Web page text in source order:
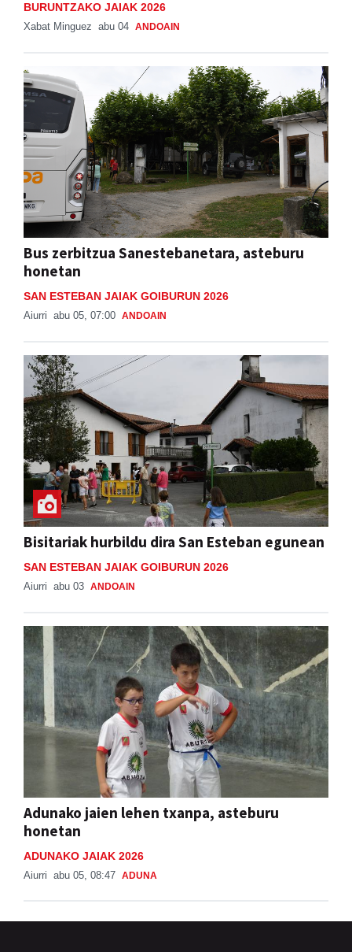
BURUNTZAKO JAIAK 2026
Xabat Minguez abu 04 ANDOAIN
Bus zerbitzua Sanestebanetara, asteburu
honetan
SAN ESTEBAN JAIAK GOIBURUN 2026
Aiurri abu 05, 07:00 ANDOAIN
Bisitariak hurbildu dira San Esteban egunean
SAN ESTEBAN JAIAK GOIBURUN 2026
Aiurri abu 03 ANDOAIN
Adunako jaien lehen txanpa, asteburu
honetan
ADUNAKO JAIAK 2026
Aiurri abu 05, 08:47 ADUNA